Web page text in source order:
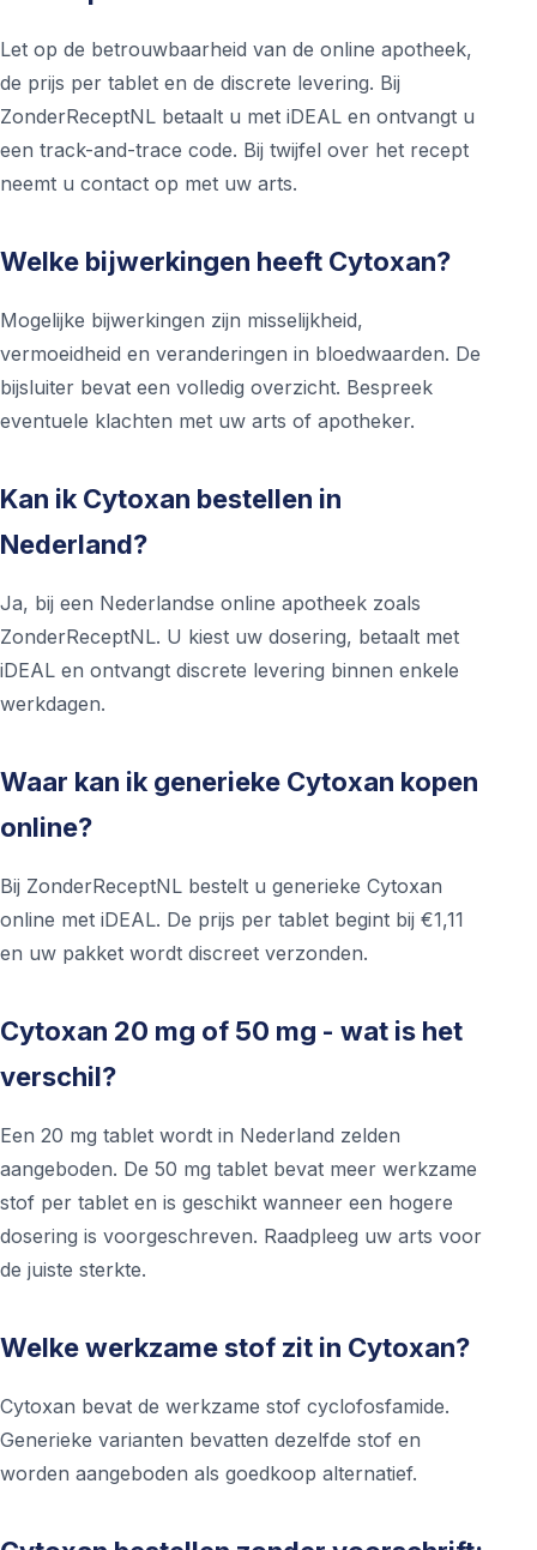
Let op de betrouwbaarheid van de online apotheek,
de prijs per tablet en de discrete levering. Bij
ZonderReceptNL betaalt u met iDEAL en ontvangt u
een track-and-trace code. Bij twijfel over het recept
neemt u contact op met uw arts.
Welke bijwerkingen heeft Cytoxan?
Mogelijke bijwerkingen zijn misselijkheid,
vermoeidheid en veranderingen in bloedwaarden. De
bijsluiter bevat een volledig overzicht. Bespreek
eventuele klachten met uw arts of apotheker.
Kan ik Cytoxan bestellen in
Nederland?
Ja, bij een Nederlandse online apotheek zoals
ZonderReceptNL. U kiest uw dosering, betaalt met
iDEAL en ontvangt discrete levering binnen enkele
werkdagen.
Waar kan ik generieke Cytoxan kopen
online?
Bij ZonderReceptNL bestelt u generieke Cytoxan
online met iDEAL. De prijs per tablet begint bij €1,11
en uw pakket wordt discreet verzonden.
Cytoxan 20 mg of 50 mg - wat is het
verschil?
Een 20 mg tablet wordt in Nederland zelden
aangeboden. De 50 mg tablet bevat meer werkzame
stof per tablet en is geschikt wanneer een hogere
dosering is voorgeschreven. Raadpleeg uw arts voor
de juiste sterkte.
Welke werkzame stof zit in Cytoxan?
Cytoxan bevat de werkzame stof cyclofosfamide.
Generieke varianten bevatten dezelfde stof en
worden aangeboden als goedkoop alternatief.